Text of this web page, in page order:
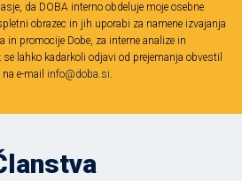
da DOBA interno obdeluje moje osebne
obrazec in jih uporabi za namene izvajanja
in promocije Dobe, za interne analize in
lahko kadarkoli odjavi od prejemanja obvestil
e-mail info@doba.si.